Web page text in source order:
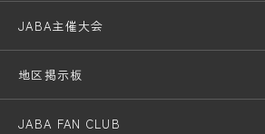
JABA主催大会
地区掲示板
JABA FAN CLUB